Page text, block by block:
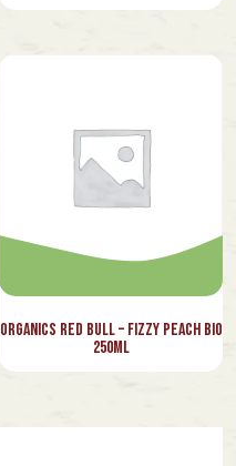
Organics Red Bull – Fizzy Peach Bio
250ml